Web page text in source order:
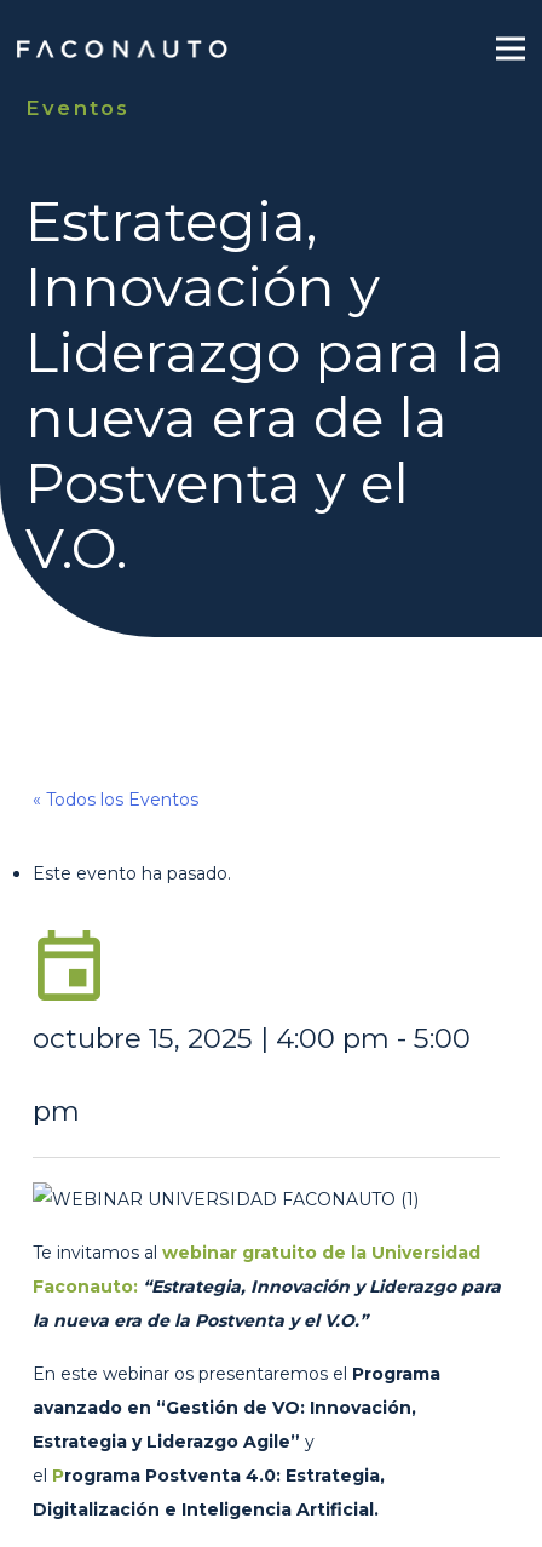
Eventos
Estrategia,
Innovación y
Liderazgo para la
nueva era de la
Postventa y el
V.O.
« Todos los Eventos
Este evento ha pasado.
octubre 15, 2025 | 4:00 pm - 5:00
pm
Te invitamos al webinar gratuito de la Universidad
Faconauto: “Estrategia, Innovación y Liderazgo para
la nueva era de la Postventa y el V.O.”
En este webinar os presentaremos el Programa
avanzado en “Gestión de VO: Innovación,
Estrategia y Liderazgo Agile” y
el Programa Postventa 4.0: Estrategia,
Digitalización e Inteligencia Artificial.